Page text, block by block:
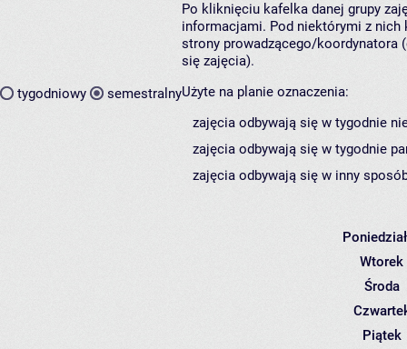
tygodniowy semestralny
Po kliknięciu kafelka danej grupy
informacjami. Pod niektórymi z nich
strony prowadzącego/koordynatora
się zajęcia).
Użyte na planie oznaczenia:
zajęcia odbywają się w tygodnie
zajęcia odbywają się w tygodnie
zajęcia odbywają się w inny
Wtorek
Środa
Piątek